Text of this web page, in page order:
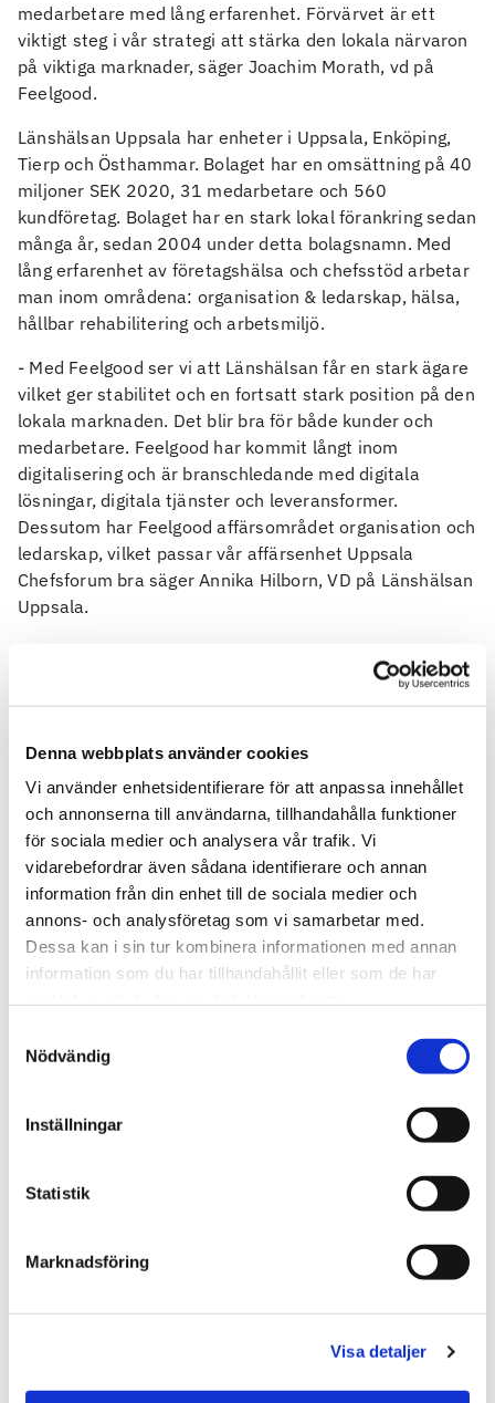
Denna webbplats använder cookies
Vi använder enhetsidentifierare för att anpassa innehållet
och annonserna till användarna, tillhandahålla funktioner
för sociala medier och analysera vår trafik. Vi
vidarebefordrar även sådana identifierare och annan
information från din enhet till de sociala medier och
annons- och analysföretag som vi samarbetar med.
Dessa kan i sin tur kombinera informationen med annan
information som du har tillhandahållit eller som de har
Nödvändig
Inställningar
Statistik
Marknadsföring
Visa detaljer
medarbetare med lång erfarenhet. Förvärvet är ett
viktigt steg i vår strategi att stärka den lokala närvaron
på viktiga marknader, säger Joachim Morath, vd på
Feelgood.
Länshälsan Uppsala har enheter i Uppsala, Enköping,
Tierp och Östhammar. Bolaget har en omsättning på 40
miljoner SEK 2020, 31 medarbetare och 560
kundföretag. Bolaget har en stark lokal förankring sedan
många år, sedan 2004 under detta bolagsnamn. Med
lång erfarenhet av företagshälsa och chefsstöd arbetar
man inom områdena: organisation & ledarskap, hälsa,
hållbar rehabilitering och arbetsmiljö.
- Med Feelgood ser vi att Länshälsan får en stark ägare
vilket ger stabilitet och en fortsatt stark position på den
lokala marknaden. Det blir bra för både kunder och
medarbetare. Feelgood har kommit långt inom
digitalisering och är branschledande med digitala
lösningar, digitala tjänster och leveransformer.
Dessutom har Feelgood affärsområdet organisation och
ledarskap, vilket passar vår affärsenhet Uppsala
Chefsforum bra säger Annika Hilborn, VD på Länshälsan
Uppsala.
samtliga aktier i bolaget. Tillträde sker 1 februari 2022.
För mer information kontakta:
Joachim Morath, VD Feelgood, 070 -213 08 23,
joachim.morath@feelgood.se
Cecilia Höjgård Höök, CFO Feelgood, 070-092 24 84,
moderna arbetslivet. Feelgood hjälper företag och
organisationer att förbättra produktivitet och sänka
förebyggande med arbetsmiljö, hållbar hälsa, ledarskap,
medarbetarskap och vid behov rehabilitering eller
krishantering. Företaget har idag 700 medarbetare som
möter kunderna både digitalt och på ca 120 platser i
ägs sedan 2021 av den finska vårdkoncernen